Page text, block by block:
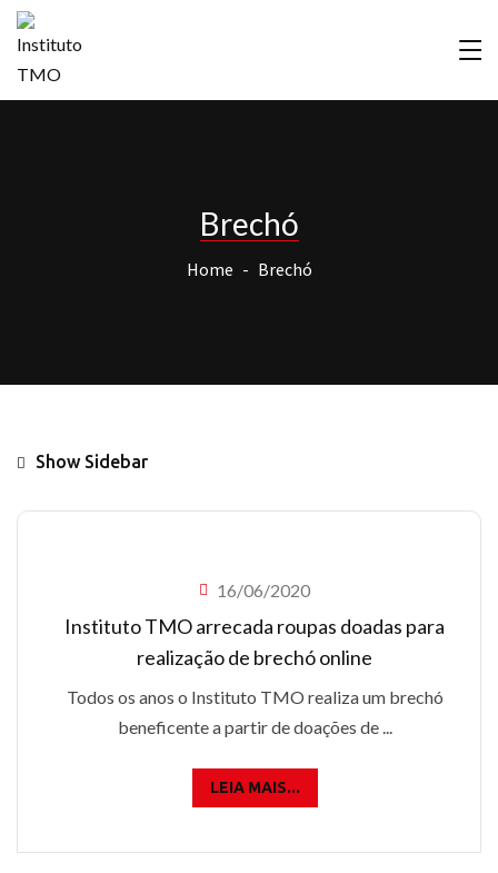
Brechó
Home Brechó
Show Sidebar
16/06/2020
Instituto TMO arrecada roupas doadas para
realização de brechó online
Todos os anos o Instituto TMO realiza um brechó
beneficente a partir de doações de ...
LEIA MAIS...